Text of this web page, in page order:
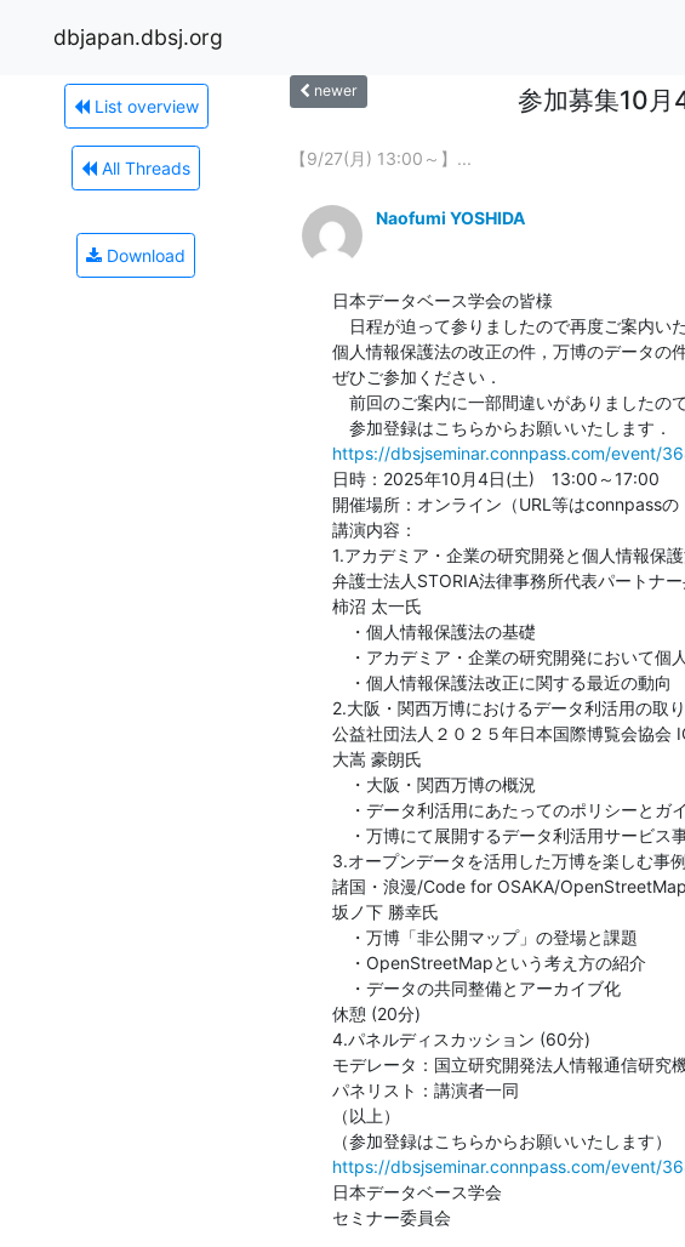
dbjapan.dbsj.org
List overview
All Threads
Download
newer
参加募集10
【9/27(月) 13:00～】...
Naofumi YOSHIDA
日本データベース学会の皆様
日程が迫って参りましたので再度ご案内い
個人情報保護法の改正の件，万博のデータの
ぜひご参加ください．
前回のご案内に一部間違いがありましたの
https://dbsjseminar.connpass.com/event/
日時：2025年10月4日(土)　13:00～17:00
開催場所：オンライン（URL等はconnpassの
講演内容：
1.アカデミア・企業の研究開発と個人情報保
弁護士法人STORIA法律事務所代表パートナ
柿沼 太一氏
・個人情報保護法の基礎
・アカデミア・企業の研究開発において個
・個人情報保護法改正に関する最近の動向
2.大阪・関西万博におけるデータ利活用の取
公益社団法人２０２５年日本国際博覧会協会
大嵩 豪朗氏
・大阪・関西万博の概況
・データ利活用にあたってのポリシーとガ
・万博にて展開するデータ利活用サービス
3.オープンデータを活用した万博を楽しむ事
諸国・浪漫/Code for OSAKA/
坂ノ下 勝幸氏
・万博「非公開マップ」の登場と課題
・OpenStreetMapという考え方の紹介
・データの共同整備とアーカイブ化
休憩 (20分)
4.パネルディスカッション (60分)
モデレータ：国立研究開発法人情報通信研究
パネリスト：講演者一同
（以上）
https://dbsjseminar.connpass.com/event/
日本データベース学会
セミナー委員会